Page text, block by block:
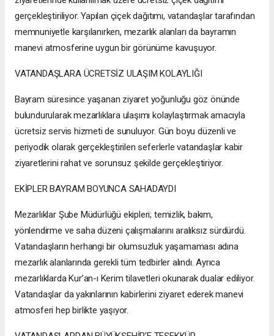
gerçekleştiriliyor. Yapılan çiçek dağıtımı, vatandaşlar tarafından
memnuniyetle karşılanırken, mezarlık alanları da bayramın
manevi atmosferine uygun bir görünüme kavuşuyor.
VATANDAŞLARA ÜCRETSİZ ULAŞIM KOLAYLIĞI
Bayram süresince yaşanan ziyaret yoğunluğu göz önünde
bulundurularak mezarlıklara ulaşımı kolaylaştırmak amacıyla
ücretsiz servis hizmeti de sunuluyor. Gün boyu düzenli ve
periyodik olarak gerçekleştirilen seferlerle vatandaşlar kabir
ziyaretlerini rahat ve sorunsuz şekilde gerçekleştiriyor.
EKİPLER BAYRAM BOYUNCA SAHADAYDI
Mezarlıklar Şube Müdürlüğü ekipleri; temizlik, bakım,
yönlendirme ve saha düzeni çalışmalarını aralıksız sürdürdü.
Vatandaşların herhangi bir olumsuzluk yaşamaması adına
mezarlık alanlarında gerekli tüm tedbirler alındı. Ayrıca
mezarlıklarda Kur’an-ı Kerim tilavetleri okunarak dualar ediliyor.
Vatandaşlar da yakınlarının kabirlerini ziyaret ederek manevi
atmosferi hep birlikte yaşıyor.